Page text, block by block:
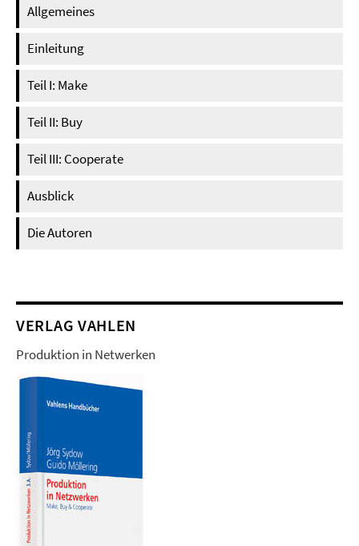
Allgemeines
Einleitung
Teil I: Make
Teil II: Buy
Teil III: Cooperate
Ausblick
Die Autoren
VERLAG VAHLEN
Produktion in Netwerken